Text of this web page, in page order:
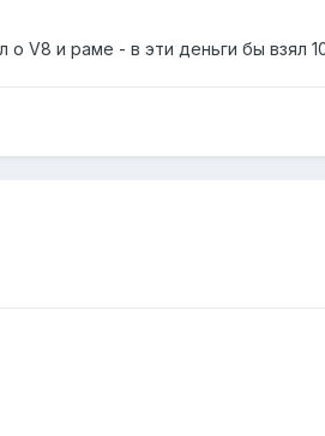
V8 и раме - в эти деньги бы взял